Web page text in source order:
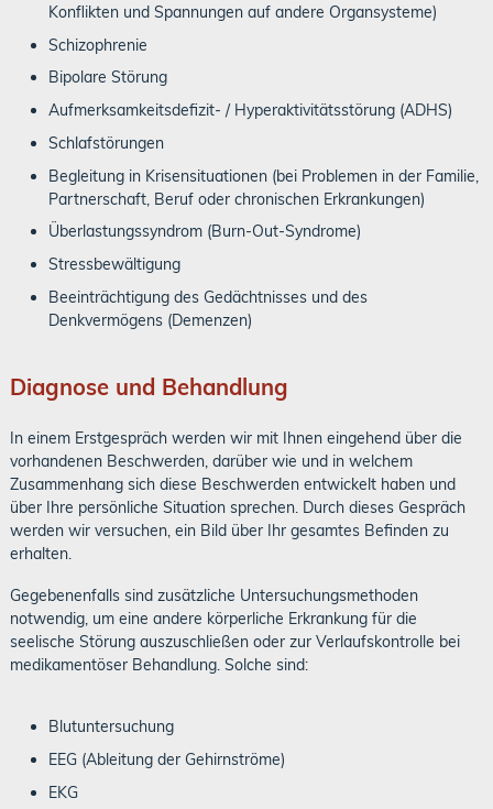
Konflikten und Spannungen auf andere Organsysteme)
Schizophrenie
Bipolare Störung
Aufmerksamkeitsdefizit- / Hyperaktivitätsstörung (ADHS)
Schlafstörungen
Begleitung in Krisensituationen (bei Problemen in der Familie,
Partnerschaft, Beruf oder chronischen Erkrankungen)
Überlastungssyndrom (Burn-Out-Syndrome)
Stressbewältigung
Beeinträchtigung des Gedächtnisses und des
Denkvermögens (Demenzen)
Diagnose und Behandlung
In einem Erstgespräch werden wir mit Ihnen eingehend über die
vorhandenen Beschwerden, darüber wie und in welchem
Zusammenhang sich diese Beschwerden entwickelt haben und
über Ihre persönliche Situation sprechen. Durch dieses Gespräch
werden wir versuchen, ein Bild über Ihr gesamtes Befinden zu
erhalten.
Gegebenenfalls sind zusätzliche Untersuchungsmethoden
notwendig, um eine andere körperliche Erkrankung für die
seelische Störung auszuschließen oder zur Verlaufskontrolle bei
medikamentöser Behandlung. Solche sind:
Blutuntersuchung
EEG (Ableitung der Gehirnströme)
EKG